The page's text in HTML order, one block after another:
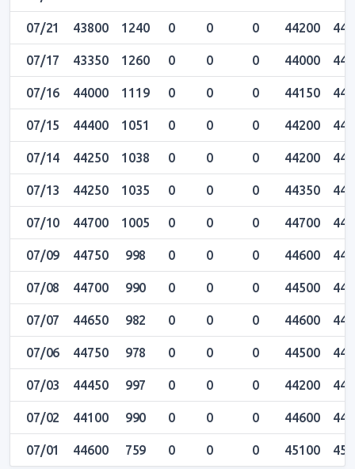
07/21 43800 1240 0 0 0 44200
07/17 43350 1260 0 0 0 44000
07/16 44000 1119 0 0 0 44150
07/15 44400 1051 0 0 0 44200
07/14 44250 1038 0 0 0 44200
07/13 44250 1035 0 0 0 44350
07/10 44700 1005 0 0 0 44700
07/09 44750 998 0 0 0 44600
07/08 44700 990 0 0 0 44500
07/07 44650 982 0 0 0 44600
07/06 44750 978 0 0 0 44500
07/03 44450 997 0 0 0 44200
07/02 44100 990 0 0 0 44600
07/01 44600 759 0 0 0 45100